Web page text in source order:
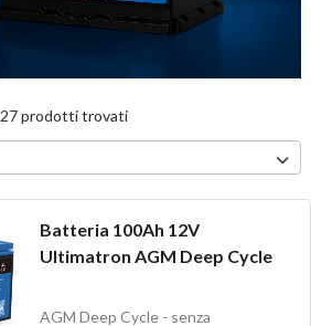
27 prodotti trovati
Batteria 100Ah 12V
Ultimatron AGM Deep Cycle
AGM Deep Cycle - senza